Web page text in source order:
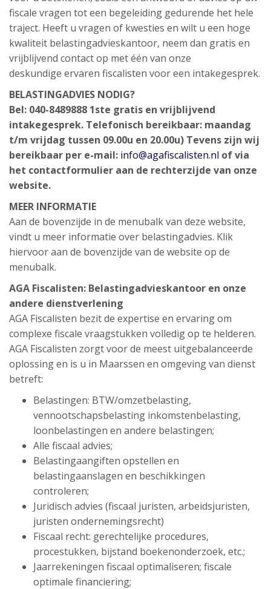
fiscale vragen tot een begeleiding gedurende het hele
traject. Heeft u vragen of kwesties en wilt u een hoge
kwaliteit belastingadvieskantoor, neem dan gratis en
vrijblijvend contact op met één van onze
deskundige ervaren fiscalisten voor een intakegesprek.
BELASTINGADVIES NODIG?
Bel: 040-8489888 1ste gratis en vrijblijvend
intakegesprek. Telefonisch bereikbaar: maandag
t/m vrijdag tussen 09.00u en 20.00u) Tevens zijn wij
bereikbaar per e-mail: info@agafiscalisten.nl of via
het contactformulier aan de rechterzijde van onze
website.
MEER INFORMATIE
Aan de bovenzijde in de menubalk van deze website,
vindt u meer informatie over belastingadvies. Klik
hiervoor aan de bovenzijde van de website op de
menubalk.
AGA Fiscalisten: Belastingadvieskantoor en onze
andere dienstverlening
AGA Fiscalisten bezit de expertise en ervaring om
complexe fiscale vraagstukken volledig op te helderen.
AGA Fiscalisten zorgt voor de meest uitgebalanceerde
oplossing en is u in Maarssen en omgeving van dienst
betreft:
Belastingen: BTW/omzetbelasting,
vennootschapsbelasting inkomstenbelasting,
loonbelastingen en andere belastingen;
Alle fiscaal advies;
Belastingaangiften opstellen en
belastingaanslagen en beschikkingen
controleren;
Juridisch advies (fiscaal juristen, arbeidsjuristen,
juristen ondernemingsrecht)
Fiscaal recht: gerechtelijke procedures,
procestukken, bijstand boekenonderzoek, etc.;
Jaarrekeningen fiscaal optimaliseren; fiscale
optimale financiering;